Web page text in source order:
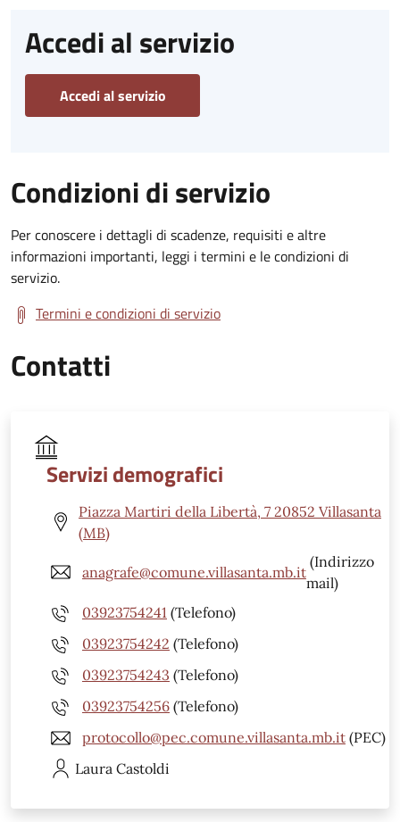
Accedi al servizio
Accedi al servizio
Condizioni di servizio
Per conoscere i dettagli di scadenze, requisiti e altre
informazioni importanti, leggi i termini e le condizioni di
servizio.
Termini e condizioni di servizio
Contatti
Servizi demografici
Piazza Martiri della Libertà, 7 20852 Villasanta
(MB)
anagrafe@comune.villasanta.mb.it
(Indirizzo
mail)
03923754241 (Telefono)
03923754242 (Telefono)
03923754243 (Telefono)
03923754256 (Telefono)
protocollo@pec.comune.villasanta.mb.it (PEC)
Laura Castoldi